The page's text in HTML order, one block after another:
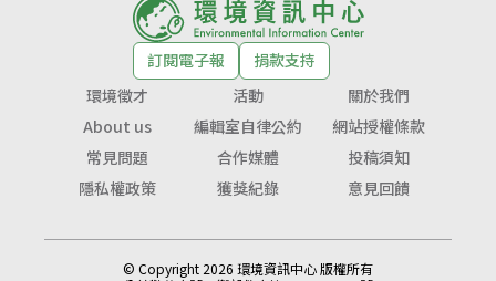
訂閱電子報
捐款支持
環境徵才
活動
關於我們
About us
編輯室自律公約
網站授權條款
常見問題
合作媒體
投稿須知
隱私權政策
獲獎紀錄 意見回饋
© Copyright 2026 環境資訊中心 版權所有